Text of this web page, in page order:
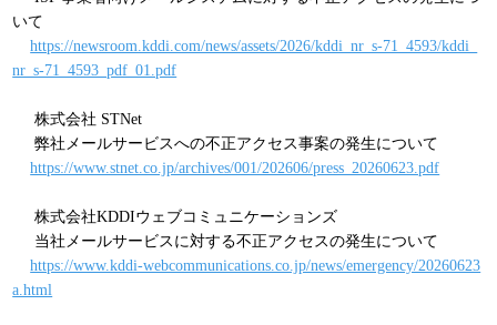
いて
https://newsroom.kddi.com/news/assets/2026/kddi_nr_s-71_4593/kddi_
nr_s-71_4593_pdf_01.pdf
株式会社 STNet
弊社メールサービスへの不正アクセス事案の発生について
https://www.stnet.co.jp/archives/001/202606/press_20260623.pdf
株式会社KDDIウェブコミュニケーションズ
当社メールサービスに対する不正アクセスの発生について
https://www.kddi-webcommunications.co.jp/news/emergency/20260623
a.html